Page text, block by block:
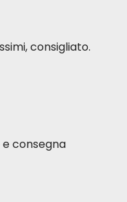
jako
kompletnej i
i
serca. Nie należy
po upływie okresu
u
karmy
consigliato.
consegna